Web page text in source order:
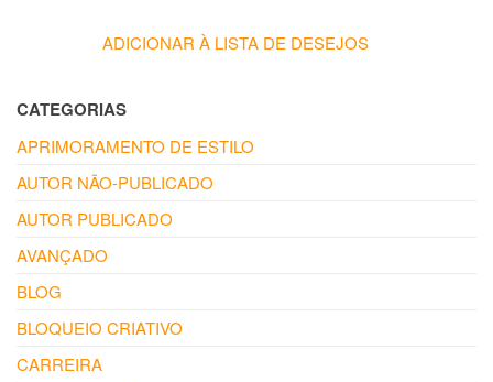
ADICIONAR À LISTA DE DESEJOS
CATEGORIAS
APRIMORAMENTO DE ESTILO
AUTOR NÃO-PUBLICADO
AUTOR PUBLICADO
AVANÇADO
BLOG
BLOQUEIO CRIATIVO
CARREIRA